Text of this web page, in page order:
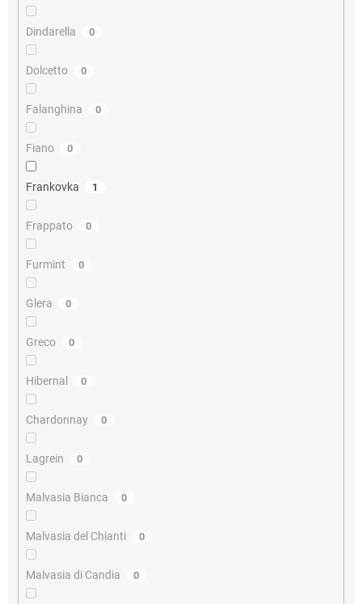
Dindarella 0
Dolcetto 0
Falanghina 0
Fiano 0
Frankovka 1
Frappato 0
Furmint 0
Glera 0
Greco 0
Hibernal 0
Chardonnay 0
Lagrein 0
Malvasia Bianca 0
Malvasia del Chianti 0
Malvasia di Candia 0